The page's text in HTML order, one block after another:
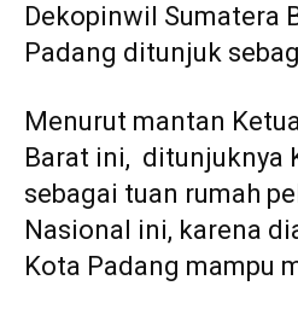
Dekopinwil Sumatera
Padang ditunjuk
Menurut mantan
Barat ini, ditunjuknya
sebagai tuan rumah
Nasional ini, karena
Kota Padang mampu